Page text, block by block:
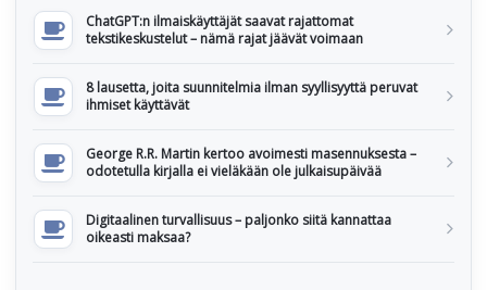
ChatGPT:n ilmaiskäyttäjät saavat rajattomat
tekstikeskustelut – nämä rajat jäävät voimaan
8 lausetta, joita suunnitelmia ilman syyllisyyttä peruvat
ihmiset käyttävät
George R.R. Martin kertoo avoimesti masennuksesta –
odotetulla kirjalla ei vieläkään ole julkaisupäivää
Digitaalinen turvallisuus – paljonko siitä kannattaa
oikeasti maksaa?